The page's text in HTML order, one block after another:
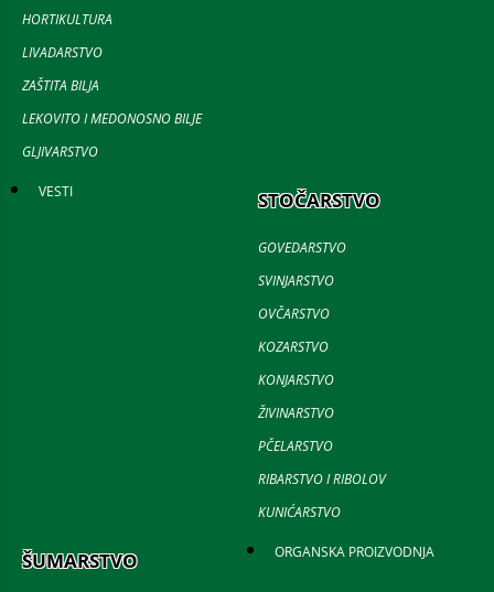
HORTIKULTURA
LIVADARSTVO
ZAŠTITA BILJA
LEKOVITO I MEDONOSNO BILJE
GLJIVARSTVO
VESTI STOČARSTVO
GOVEDARSTVO
SVINJARSTVO
OVČARSTVO
KOZARSTVO
KONJARSTVO
ŽIVINARSTVO
PČELARSTVO
RIBARSTVO I RIBOLOV
KUNIĆARSTVO
ŠUMARSTVO ORGANSKA PROIZVODNJA